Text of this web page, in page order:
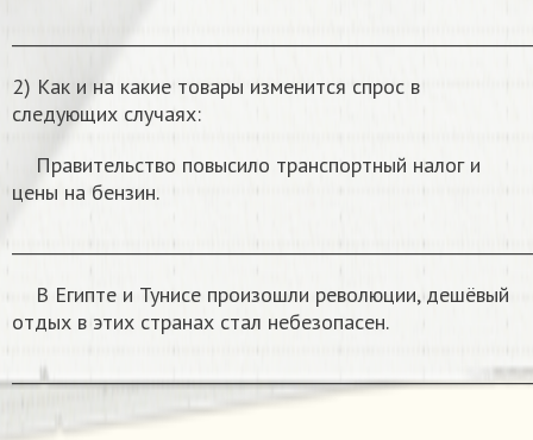
2) Как и на какие товары изменится спрос в
следующих случаях:
Правительство повысило транспортный налог и
цены на бензин.
В Египте и Тунисе произошли революции, дешёвый
отдых в этих странах стал небезопасен.